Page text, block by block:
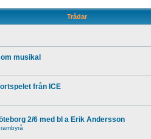
Trådar
musikal
från ICE
2/6 med bl a Erik Andersson